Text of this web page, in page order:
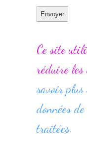
Ce site
réduire les
savoir
données
traitées.